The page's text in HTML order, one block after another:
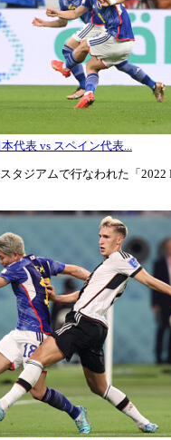
代表 vs スペイン代表...
タジアムで行なわれた「